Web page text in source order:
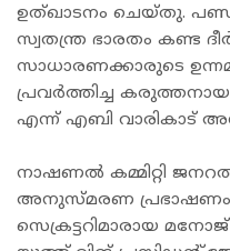
ഉത്ഖാടനം ചെയ്തു.
സ്വതന്ത്ര ഭാരതം കണ്ട
സാധാരണക്കാരുടെ
പ്രവർത്തിച്ച കരുത്തനായ
എന്ന് എബി വാരികാട്
നാഷണൽ കമ്മിറ്റി
അനുസ്മരണ പ്രഭാഷണം
സെക്രട്ടറിമാരായ